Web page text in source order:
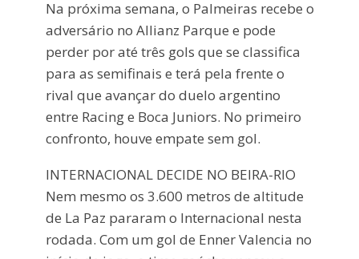
Na próxima semana, o Palmeiras recebe o
adversário no Allianz Parque e pode
perder por até três gols que se classifica
para as semifinais e terá pela frente o
rival que avançar do duelo argentino
entre Racing e Boca Juniors. No primeiro
confronto, houve empate sem gol.
INTERNACIONAL DECIDE NO BEIRA-RIO
Nem mesmo os 3.600 metros de altitude
de La Paz pararam o Internacional nesta
rodada. Com um gol de Enner Valencia no